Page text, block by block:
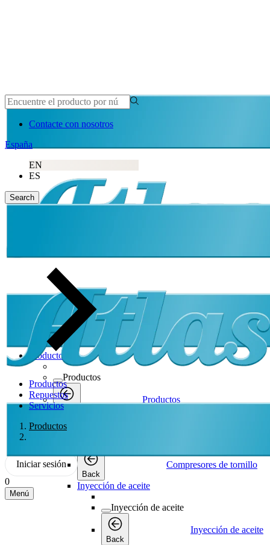
Contacte con nosotros
España
EN
ES
Search
Productos
Repuestos
Servicios
Productos
Iniciar sesión
0
Menú
Productos
Productos
Back
Productos
Back
Compresores de tornillo
Inyección de aceite
Inyección de aceite
Back
Inyección de aceite